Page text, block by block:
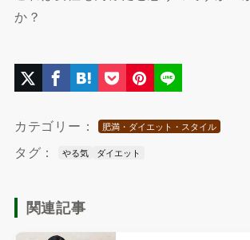
か？
カテゴリー： 肥満・ダイエット・スタイル
タグ： やる気 ダイエット
関連記事